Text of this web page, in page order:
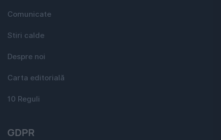
Comunicate
Stiri calde
Despre noi
Carta editorială
10 Reguli
GDPR